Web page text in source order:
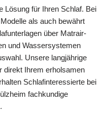
Lösung für Ihren Schlaf. Bei
als auch bewährt
über Matrair-
und Wassersystemen
Unsere langjährige
direkt Ihrem erholsamen
Schlafinteressierte bei
fachkundige